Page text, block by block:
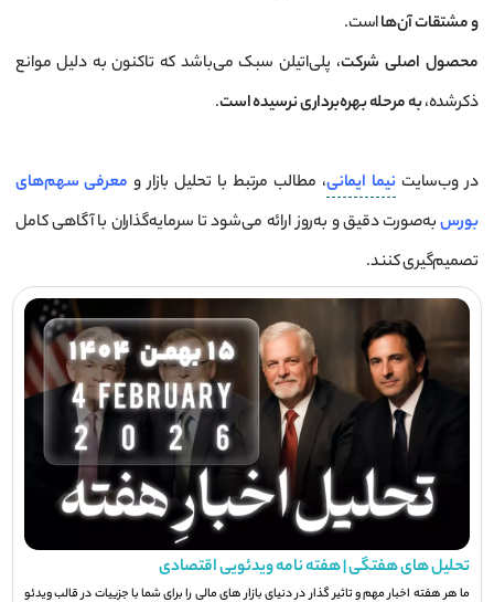
و مشتقات آن‌هااست.
محصول اصلی شرکت، پلی‌اتیلن سبک می‌باشد که تاکنون به دلیل موانع
ذکرشده،به مرحله بهره‌برداری نرسیده است.
در وب‌سایتنیما ایمانی، مطالب مرتبط با تحلیل بازار و معرفی سهم‌های
بورسبه‌صورت دقیق و به‌روز ارائه می‌شود تا سرمایه‌گذاران با آگاهی کامل
تصمیم‌گیری کنند.
تحلیل های هفتگی | هفته نامه ویدئویی اقتصادی
ما هر هفته اخبار مهم و تاثیر گذار در دنیای بازار های مالی را برای شما با جزيیات در قالب ویدئو